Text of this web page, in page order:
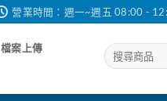
營業時間：週一~週五 08:00 -
檔案上傳
搜
尋
鍵